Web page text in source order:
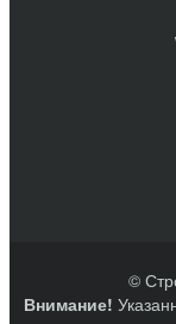
©
Внимание!